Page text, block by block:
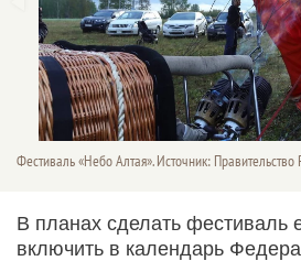
Фестиваль «Небо Алтая». Источник: Правительство
В планах сделать фестиваль
включить в календарь